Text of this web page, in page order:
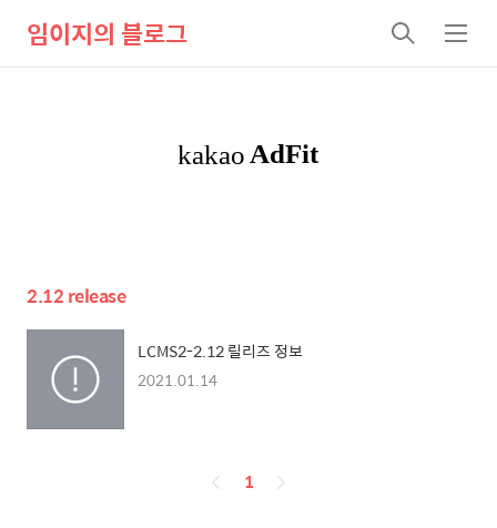
임이지의 블로그
검
색
메
뉴
2.12 release
LCMS2-2.12 릴리즈 정보
2021.01.14
페
1